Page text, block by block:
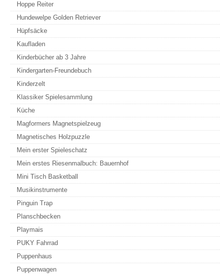
Hoppe Reiter
Hundewelpe Golden Retriever
Hüpfsäcke
Kaufladen
Kinderbücher ab 3 Jahre
Kindergarten-Freundebuch
Kinderzelt
Klassiker Spielesammlung
Küche
Magformers Magnetspielzeug
Magnetisches Holzpuzzle
Mein erster Spieleschatz
Mein erstes Riesenmalbuch: Bauernhof
Mini Tisch Basketball
Musikinstrumente
Pinguin Trap
Planschbecken
Playmais
PUKY Fahrrad
Puppenhaus
Puppenwagen